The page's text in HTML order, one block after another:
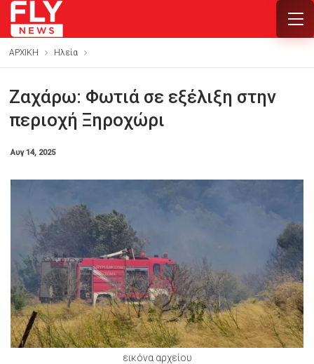
ΑΡΧΙΚΗ Ηλεία
Ζαχάρω: Φωτιά σε εξέλιξη στην
περιοχή Ξηροχώρι
Αυγ 14, 2025
εικόνα αρχείου